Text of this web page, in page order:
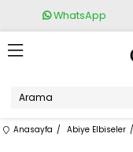
WhatsApp
Anasayfa Abiye Elbiseler